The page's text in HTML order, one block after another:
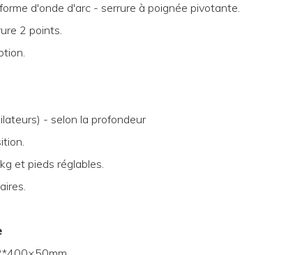
d'onde d'arc - serrure à poignée pivotante.
2 points.
- selon la profondeur
et pieds réglables.